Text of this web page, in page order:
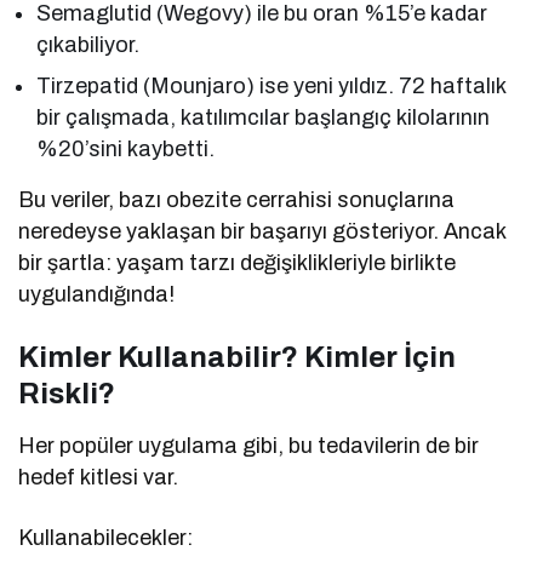
Semaglutid (Wegovy) ile bu oran %15’e kadar
çıkabiliyor.
Tirzepatid (Mounjaro) ise yeni yıldız. 72 haftalık
bir çalışmada, katılımcılar başlangıç kilolarının
%20’sini kaybetti.
Bu veriler, bazı obezite cerrahisi sonuçlarına
neredeyse yaklaşan bir başarıyı gösteriyor. Ancak
bir şartla: yaşam tarzı değişiklikleriyle birlikte
uygulandığında!
Kimler Kullanabilir? Kimler İçin
Riskli?
Her popüler uygulama gibi, bu tedavilerin de bir
hedef kitlesi var.
Kullanabilecekler: